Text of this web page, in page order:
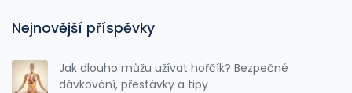
Nejnovější příspěvky
Jak dlouho můžu užívat hořčík? Bezpečné
dávkování, přestávky a tipy